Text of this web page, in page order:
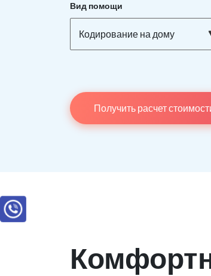
Вид помощи
Кодирование на дому
Получить расчет